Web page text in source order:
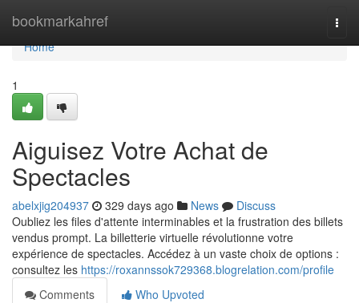
bookmarkahref
Home
Home
1
Aiguisez Votre Achat de
Spectacles
abelxjig204937 329 days ago News
Discuss
Oubliez les files d'attente interminables et la frustration des billets
vendus prompt. La billetterie virtuelle révolutionne votre
expérience de spectacles. Accédez à un vaste choix de options :
consultez les https://roxannssok729368.blogrelation.com/profile
Comments
Who Upvoted